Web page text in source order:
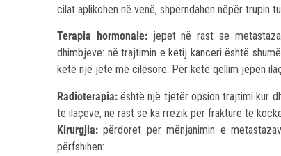
cilat aplikohen në venë, shpërndahen nëpër trupin
Terapia hormonale:jepet në rast se
dhimbjeve: në trajtimin e këtij kanceri është
ketë një jetë më cilësore. Për këtë qëllim jepen
Radioterapia: është një tjetër opsion trajtimi kur
të ilaçeve, në rast se ka rrezik për frakturë të
Kirurgjia: përdoret për mënjanimin e
përfshihen: